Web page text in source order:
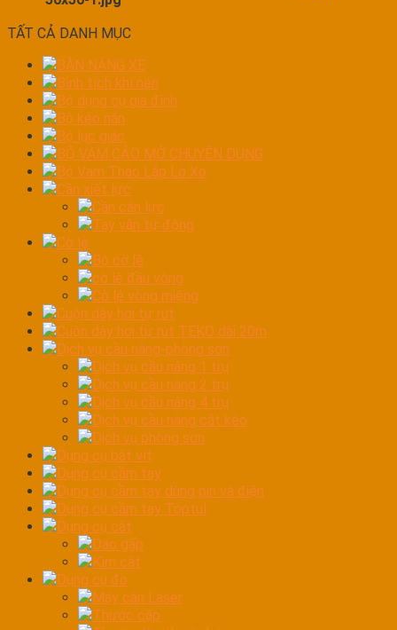
TẤT CẢ DANH MỤC
BÀN NÁNG XE
Bình tích khí nén
Bộ dụng cụ gia đình
Bộ kéo nắn
Bộ lục giác
BỘ VAM CẢO MỞ CHUYÊN DỤNG
Bộ Vam Tháo Lắp Lò Xo
Cần xiết lực
Cần cân lực
Tay vặn tự động
Cờ lê
Bộ cờ lê
cờ lê đầu vòng
Cờ lê vòng miệng
Cuộn dây hơi tự rút
Cuộn dây hơi tự rút TEKO dài 20m
Dịch vụ cầu nâng-phòng sơn
Dịch vụ cầu nâng 1 trụ
Dịch vụ cầu nâng 2 trụ
Dịch vụ cầu nâng 4 trụ
Dịch vụ cầu nâng cắt kéo
Dịch vụ phòng sơn
Dụng cụ bắt vít
Dụng cụ cầm tay
Dụng cụ cầm tay dùng pin và điện
Dụng cụ cầm tay Toptul
Dụng cụ cắt
Dao gấp
Kìm cắt
Dụng cụ đo
Máy cân Laser
Thước cặp